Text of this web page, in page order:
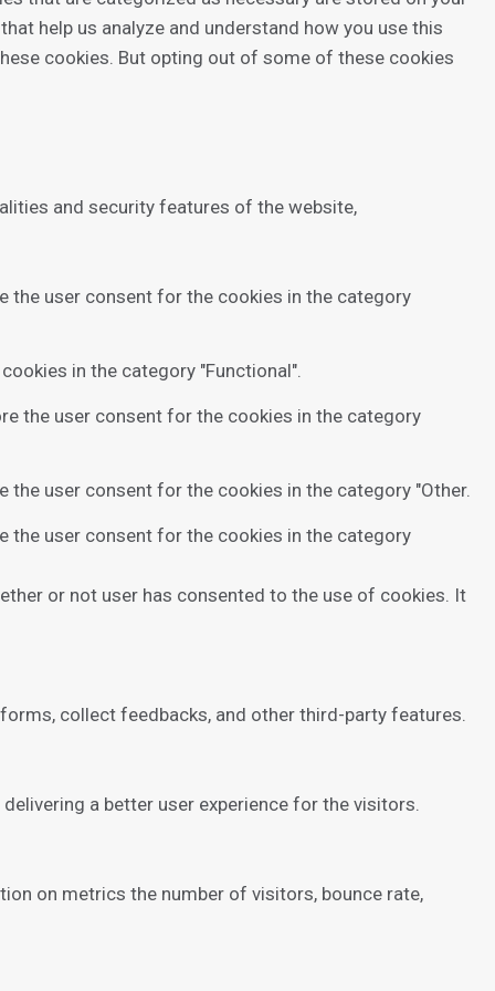
help us analyze and understand how you use this
cookies. But opting out of some of these cookies
and security features of the website,
the user consent for the cookies in the category
in the category "Functional".
the user consent for the cookies in the category
the user consent for the cookies in the category "Other.
the user consent for the cookies in the category
or not user has consented to the use of cookies. It
collect feedbacks, and other third-party features.
a better user experience for the visitors.
on metrics the number of visitors, bounce rate,